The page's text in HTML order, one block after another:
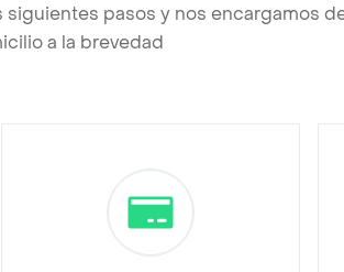
pasos y nos encargamos
a la brevedad